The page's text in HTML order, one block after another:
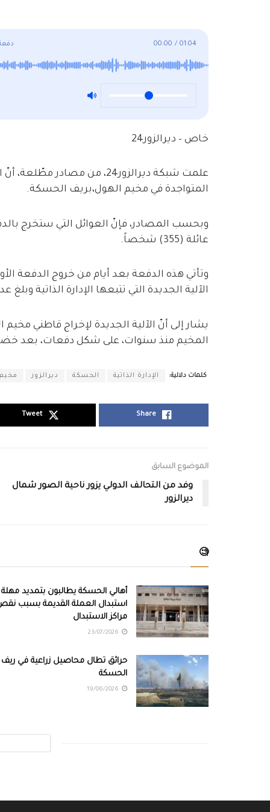
00:00 / 01:04
خاص – ديرالزور24
علمت شبكة ديرالزور24، من
المتواجدة في مخيم الهول،بريف الحسكة.
عائلة (355) شخصاً.
وتأتي هذه الدفعة بعد أيام من خروج الدفعة
الآلية الجديدة التي تتبعها الإدارة الذاتية وبلغ عددها 120
يشار إلى أنّ الآلية الجديدة لإخراج قاطني
المخيم منذ سنوات، على شكل دفعات، بعد
كلمات دلالية: الإدارة الذاتية الحسكة ديرالزور
Share
Tweet
الموضوع السابق
وفد من التحالف الدولي يزور ناحية الصور شمال
ديرالزور
🧐
أهالي الحسكة يطالبون بتمديد مهلة
استبدال العملة القديمة بسبب
مراكز الاستبدال
حرائق تطال محاصيل زراعية في ريف
الحسكة